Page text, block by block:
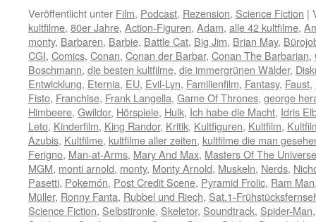
Veröffentlicht unter Film, Podcast, Rezension, Science Fiction |
kultfilme, 80er Jahre, Action-Figuren, Adam, alle 42 kultfilme,
monty, Barbaren, Barbie, Battle Cat, Big Jim, Brian May,
CGI, Comics, Conan, Conan der Barbar, Conan The Barbarian,
Boschmann, die besten kultfilme, die immergrünen Wälder,
Entwicklung, Eternia, EU, Evil-Lyn, Familienfilm, Fantasy, Faust,
Fisto, Franchise, Frank Langella, Game Of Thrones, george
Himbeere, Gwildor, Hörspiele, Hulk, Ich habe die Macht, Idris
Leto, Kinderfilm, King Randor, Kritik, Kultfiguren, Kultfilm,
Azubis, Kultfilme, kultfilme aller zeiten, kultfilme die man
Ferigno, Man-at-Arms, Mary And Max, Masters Of The Universe
MGM, monti arnold, monty, Monty Arnold, Muskeln, Nerds,
Pasetti, Pokemón, Post Credit Scene, Pyramid Frolic, Ram Man
Müller, Ronny Fanta, Rubbel und Riech, Sat.1-
Science Fiction, Selbstironie, Skeletor, Soundtrack, Spider-Man